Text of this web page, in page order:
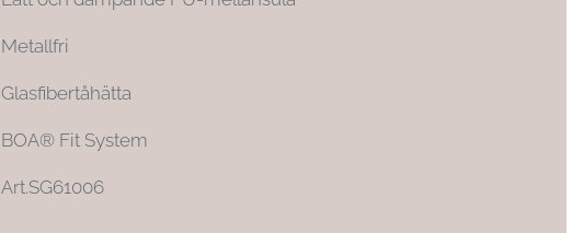
Metallfri
Glasfibertåhätta
BOA® Fit System
Art.SG61006